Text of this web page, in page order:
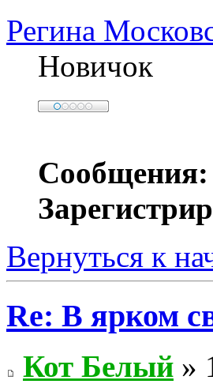
Регина
Новичок
Сообщения:
Вернуться к
Re: В ярком
Кот Белый »